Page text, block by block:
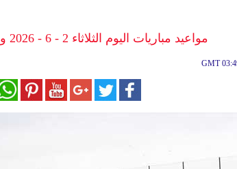
مواعيد مباريات اليوم الثلاثاء 2 - 6 - 2026 والقنوات الناقلة
GMT